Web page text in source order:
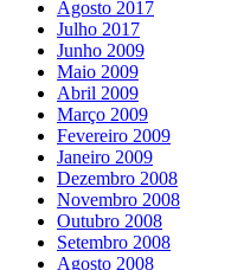
Agosto 2017
Julho 2017
Junho 2009
Maio 2009
Abril 2009
Março 2009
Fevereiro 2009
Janeiro 2009
Dezembro 2008
Novembro 2008
Outubro 2008
Setembro 2008
Agosto 2008